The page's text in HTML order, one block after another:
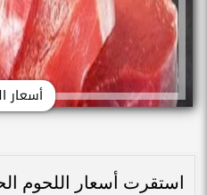
أسعار
استقرت أسعار اللحوم